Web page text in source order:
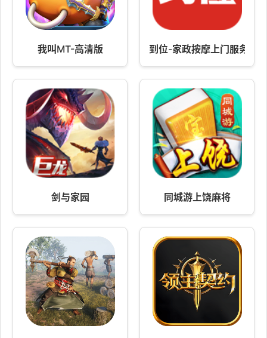
我叫MT-高清版 到位-家政按摩上门服务
剑与家园 同城游上饶麻将